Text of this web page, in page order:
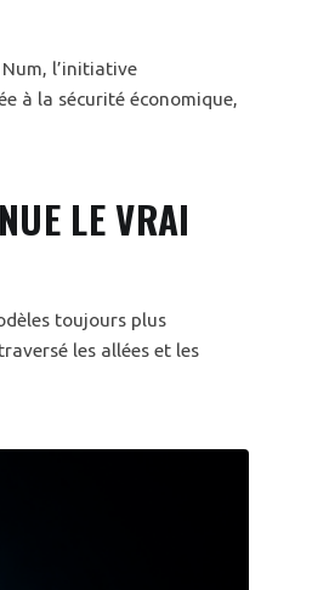
l’initiative
à la sécurité économique,
LE VRAI
toujours plus
les allées et les